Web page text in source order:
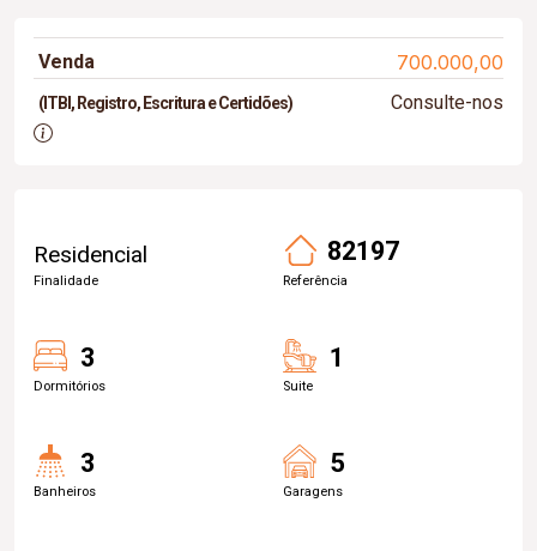
Venda 700.000,00
(ITBI, Registro, Escritura e Certidões) Consulte-nos
Residencial
Finalidade
82197
Referência
3
Dormitórios
1
Suite
3
Banheiros
5
Garagens